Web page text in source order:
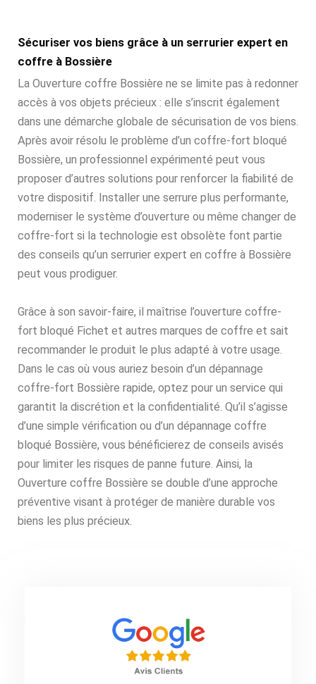
Sécuriser vos biens grâce à un serrurier expert en
coffre à Bossière
La Ouverture coffre Bossière ne se limite pas à redonner
accès à vos objets précieux : elle s’inscrit également
dans une démarche globale de sécurisation de vos biens.
Après avoir résolu le problème d’un coffre-fort bloqué
Bossière, un professionnel expérimenté peut vous
proposer d’autres solutions pour renforcer la fiabilité de
votre dispositif. Installer une serrure plus performante,
moderniser le système d’ouverture ou même changer de
coffre-fort si la technologie est obsolète font partie
des conseils qu’un serrurier expert en coffre à Bossière
peut vous prodiguer.
Grâce à son savoir-faire, il maîtrise l’ouverture coffre-
fort bloqué Fichet et autres marques de coffre et sait
recommander le produit le plus adapté à votre usage.
Dans le cas où vous auriez besoin d’un dépannage
coffre-fort Bossière rapide, optez pour un service qui
garantit la discrétion et la confidentialité. Qu’il s’agisse
d’une simple vérification ou d’un dépannage coffre
bloqué Bossière, vous bénéficierez de conseils avisés
pour limiter les risques de panne future. Ainsi, la
Ouverture coffre Bossière se double d’une approche
préventive visant à protéger de manière durable vos
biens les plus précieux.